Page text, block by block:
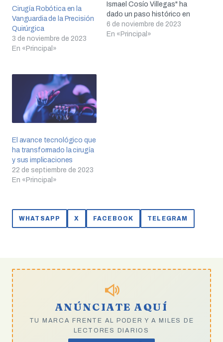
Cirugía Robótica en la
Vanguardia de la Precisión
Quirúrgica
3 de noviembre de 2023
En «Principal»
Ismael Cosío Villegas" ha
dado un paso histórico en
la atención médica al
incorporar un equipo
6 de noviembre de 2023
En «Principal»
El avance tecnológico que
ha transformado la cirugía
y sus implicaciones
22 de septiembre de 2023
En «Principal»
WHATSAPP X FACEBOOK TELEGRAM
ANÚNCIATE AQUÍ
TU MARCA FRENTE AL PODER Y A MILES DE
LECTORES DIARIOS